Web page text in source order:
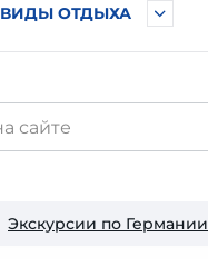
ВИДЫ ОТДЫХА
Экскурсии по Германии